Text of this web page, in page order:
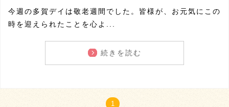
今週の多賀デイは敬老週間でした。皆様が、お元気にこの
時を迎えられたことを心よ...
続きを読む
1